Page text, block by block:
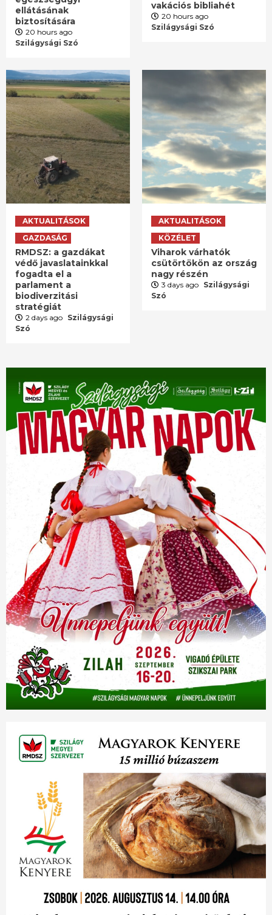
ellátásának
biztosítására
20 hours ago
Szilágysági Szó
vakációs bibliahét
20 hours ago
Szilágysági Szó
AKTUALITÁSOK
GAZDASÁG
RMDSZ: a gazdákat
védő javaslatainkkal
fogadta el a
parlament a
biodiverzitási
stratégiát
2 days ago Szilágysági
Szó
AKTUALITÁSOK
KÖZÉLET
Viharok várhatók
csütörtökön az ország
nagy részén
3 days ago Szilágysági
Szó